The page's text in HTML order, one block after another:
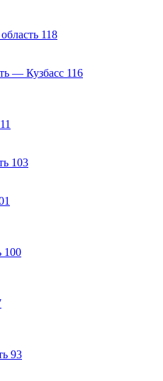
118
— Кузбасс 116
103
100
93